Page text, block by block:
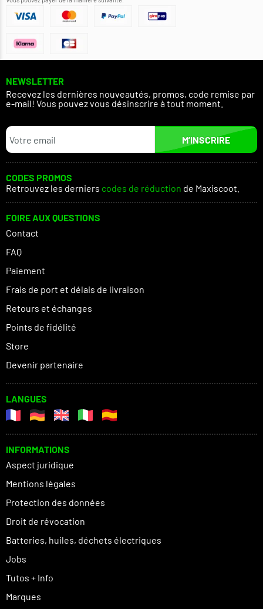
NEWSLETTER
Recevez les dernières nouveautés, promos, code remise par
e-mail! Vous pouvez vous désinscrire à tout moment.
M’INSCRIRE
CODES PROMOS
Retrouvez les derniers codes de réduction de Maxiscoot.
FOIRE AUX QUESTIONS
Contact
FAQ
Paiement
Frais de port et délais de livraison
Retours et échanges
Points de fidélité
Store
Devenir partenaire
LANGUES
INFORMATIONS
Aspect juridique
Mentions légales
Protection des données
Droit de révocation
Batteries, huiles, déchets électriques
Jobs
Tutos + Info
Marques